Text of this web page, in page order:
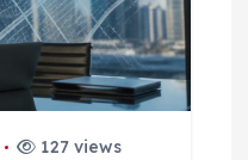
127 views